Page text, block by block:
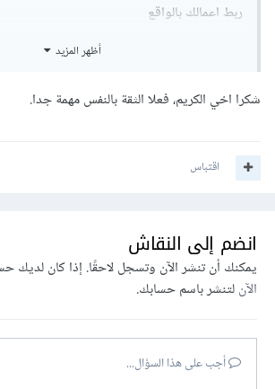
ربط اعمالك بالواقع
أظهر المزيد
شكرا اخي الكريم، فعلا الثقة بالنفس مهمة جدا.
اقتباس
انضم إلى النقاش
يمكنك أن تنشر الآن وتسجل لاحقًا. إذا كان لديك
الآنلتنشر باسم حسابك.
أجب على هذا السؤال...